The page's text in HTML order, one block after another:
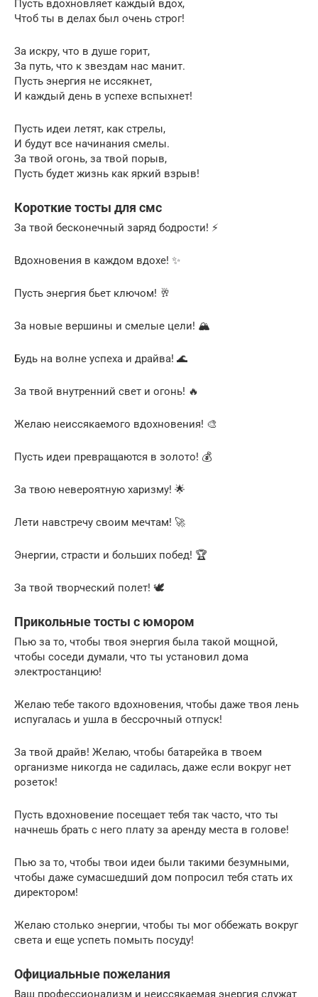
Пусть вдохновляет каждый вдох,
Чтоб ты в делах был очень строг!
За искру, что в душе горит,
За путь, что к звездам нас манит.
Пусть энергия не иссякнет,
И каждый день в успехе вспыхнет!
Пусть идеи летят, как стрелы,
И будут все начинания смелы.
За твой огонь, за твой порыв,
Пусть будет жизнь как яркий взрыв!
Короткие тосты для смс
За твой бесконечный заряд бодрости! ⚡️
Вдохновения в каждом вдохе! ✨
Пусть энергия бьет ключом! 🥂
За новые вершины и смелые цели! 🏔️
Будь на волне успеха и драйва! 🌊
За твой внутренний свет и огонь! 🔥
Желаю неиссякаемого вдохновения! 🎨
Пусть идеи превращаются в золото! 💰
За твою невероятную харизму! 🌟
Лети навстречу своим мечтам! 🚀
Энергии, страсти и больших побед! 🏆
За твой творческий полет! 🕊️
Прикольные тосты с юмором
Пью за то, чтобы твоя энергия была такой мощной,
чтобы соседи думали, что ты установил дома
электростанцию!
Желаю тебе такого вдохновения, чтобы даже твоя лень
испугалась и ушла в бессрочный отпуск!
За твой драйв! Желаю, чтобы батарейка в твоем
организме никогда не садилась, даже если вокруг нет
розеток!
Пусть вдохновение посещает тебя так часто, что ты
начнешь брать с него плату за аренду места в голове!
Пью за то, чтобы твои идеи были такими безумными,
чтобы даже сумасшедший дом попросил тебя стать их
директором!
Желаю столько энергии, чтобы ты мог оббежать вокруг
света и еще успеть помыть посуду!
Официальные пожелания
Ваш профессионализм и неиссякаемая энергия служат